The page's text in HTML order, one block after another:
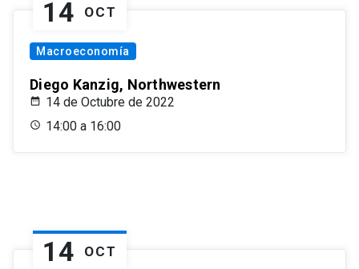
14 OCT
Macroeconomía
Diego Kanzig, Northwestern
14 de Octubre de 2022
14:00 a 16:00
14 OCT